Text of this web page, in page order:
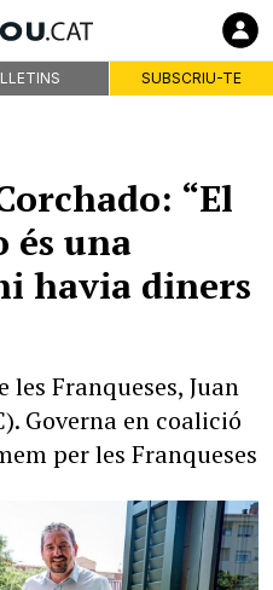
SUBSCRIU-TE
“El
és una
havia diners
les Franqueses, Juan
Governa en coalició
per les Franqueses